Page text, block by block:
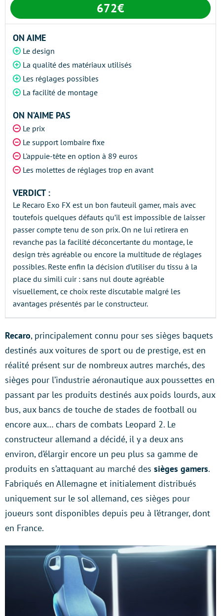
672€
ON AIME
Le design
La qualité des matériaux utilisés
Les réglages possibles
La facilité de montage
ON N’AIME PAS
Le prix
Le support lombaire fixe
L'appuie-tête en option à 89 euros
Les molettes de réglages trop en avant
VERDICT :
Le Recaro Exo FX est un bon fauteuil gamer, mais avec
toutefois quelques défauts qu’il est impossible de laisser
passer compte tenu de son prix. On ne lui retirera en
revanche pas la facilité déconcertante du montage, le
design très agréable ou encore la multitude de réglages
possibles. Reste enfin la décision d’utiliser du tissu à la
place du simili cuir : sans nul doute agréable
visuellement, ce choix reste discutable malgré les
avantages présentés par le constructeur.
Recaro, principalement connu pour ses sièges baquets
destinés aux voitures de sport ou de prestige, est en
réalité présent sur de nombreux autres marchés, des
sièges pour l’industrie aéronautique aux poussettes en
passant par les produits destinés aux poids lourds, aux
bus, aux bancs de touche de stades de football ou
encore aux… chars de combats Leopard 2. Le
constructeur allemand a décidé, il y a deux ans
environ, d’élargir encore un peu plus sa gamme de
produits en s’attaquant au marché des sièges gamers.
Fabriqués en Allemagne et initialement distribués
uniquement sur le sol allemand, ces sièges pour
joueurs sont disponibles depuis peu à l’étranger, dont
en France.